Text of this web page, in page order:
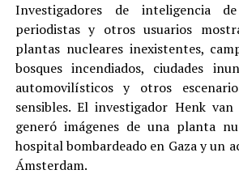
Investigadores de inteligencia
periodistas y otros usuarios
plantas nucleares inexistentes,
bosques incendiados, ciudades
automovilísticos y otros
sensibles. El investigador Henk
generó imágenes de una planta
hospital bombardeado en Gaza y un
Ámsterdam.